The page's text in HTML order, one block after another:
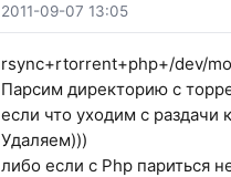
2011-09-07 13:05
rsync+rtorrent+php+/dev/
Парсим директорию с
если что уходим с раздачи
Удаляем)))
либо если с Php париться